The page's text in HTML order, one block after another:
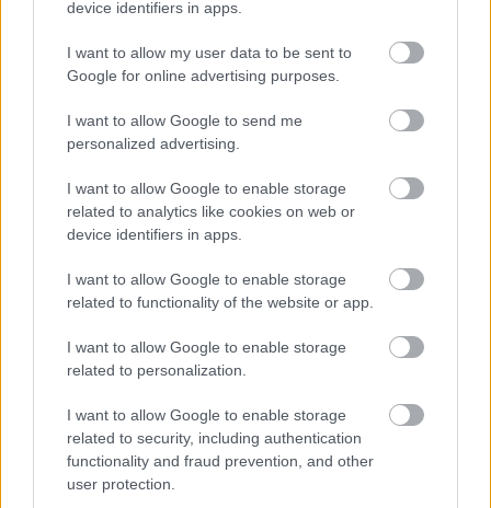
device identifiers in apps.
I want to allow my user data to be sent to
Google for online advertising purposes.
I want to allow Google to send me
personalized advertising.
I want to allow Google to enable storage
related to analytics like cookies on web or
device identifiers in apps.
I want to allow Google to enable storage
related to functionality of the website or app.
I want to allow Google to enable storage
related to personalization.
I want to allow Google to enable storage
related to security, including authentication
functionality and fraud prevention, and other
user protection.
cafeína, un estimulante natural que se encuentra
en muchas plantas, es la responsable de la adicción.
Sin embargo, sólo 600-750 mg de cafeína se
considera una dosis adictiva. Por lo tanto, si bebe
una o dos tazas al día, está a salvo.
¿Interesante? ¡Compártelo en Facebook!
¿Quiere estar al día? Síganos en G oo gleNews
RELACIONADO
No aplicable Psiquiatría